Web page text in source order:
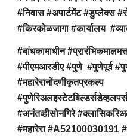
#निवास #अपार्टमेंट #डुप्लेक्स
#किरकोळजागा #कार्यालय
#बांधकामाधीन
#पीएमआरडीए #पुणे #पुणेपूर्व
#महारेरानोंदणीकृतप्रकल्प
#अनंतव्हीसोनगिरे
#महारेरा